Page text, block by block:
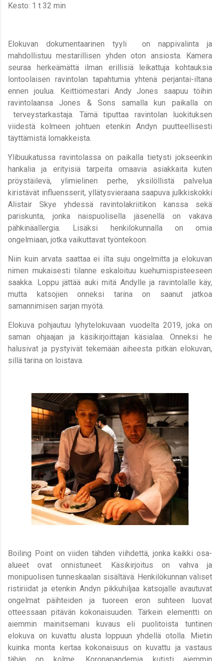
Kesto: 1 t 32 min
Elokuvan dokumentaarinen tyyli on nappivalinta ja
mahdollistuu mestarillisen yhden oton ansiosta. Kamera
seuraa herkeämättä ilman erillisiä leikattuja kohtauksia
lontoolaisen ravintolan tapahtumia yhtenä perjantai-iltana
ennen joulua. Keittiömestari Andy Jones saapuu töihin
ravintolaansa Jones & Sons samalla kun paikalla on
terveystarkastaja. Tämä tiputtaa ravintolan luokituksen
viidestä kolmeen johtuen etenkin Andyn puutteellisesti
täyttämistä lomakkeista.
Ylibuukatussa ravintolassa on paikalla tietysti jokseenkin
hankalia ja erityisiä tarpeita omaavia asiakkaita kuten
pröystäilevä, ylimielinen perhe, yksilöllistä palvelua
kiristävät influensserit, yllätysvieraana saapuva julkkiskokki
Alistair Skye yhdessä ravintolakriitikon kanssa sekä
pariskunta, jonka naispuolisella jäsenellä on vakava
pähkinäallergia. Lisäksi henkilökunnalla on omia
ongelmiaan, jotka vaikuttavat työntekoon.
Niin kuin arvata saattaa ei ilta suju ongelmitta ja elokuvan
nimen mukaisesti tilanne eskaloituu kuehumispisteeseen
saakka. Loppu jättää auki mitä Andylle ja ravintolalle käy,
mutta katsojien onneksi tarina on saanut jatkoa
samannimisen sarjan myötä.
Elokuva pohjautuu lyhytelokuvaan vuodelta 2019, joka on
saman ohjaajan ja käsikirjoittajan käsialaa. Onneksi he
halusivat ja pystyivät tekemään aiheesta pitkän elokuvan,
sillä tarina on loistava.
Boiling Point on viiden tähden viihdettä, jonka kaikki osa-
alueet ovat onnistuneet. Käsikirjoitus on vahva ja
monipuolisen tunneskaalan sisältävä. Henkilökunnan väliset
ristiriidat ja etenkin Andyn pikkuhiljaa katsojalle avautuvat
ongelmat päihteiden ja tuoreen eron suhteen luovat
otteessaan pitävän kokonaisuuden. Tärkein elementti on
aiemmin mainitsemani kuvaus eli puolitoista tuntinen
elokuva on kuvattu alusta loppuun yhdellä otolla. Mietin
kuinka monta kertaa kokonaisuus on kuvattu ja vastaus
tähän on kolme. Koronapandemia kutisti aiemmin